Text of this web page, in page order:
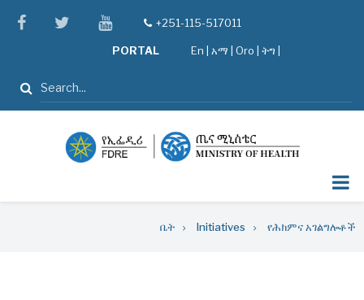
facebooktwitteryoutube
tel+251-115-517011
PORTAL En አማ Oro ትግ |
ፈልግ
ቤት Initiatives የሕክምና አገልግሎቶች